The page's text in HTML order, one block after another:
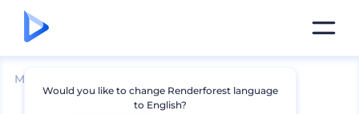
Mockups
Would you like to change Renderforest language
to English?